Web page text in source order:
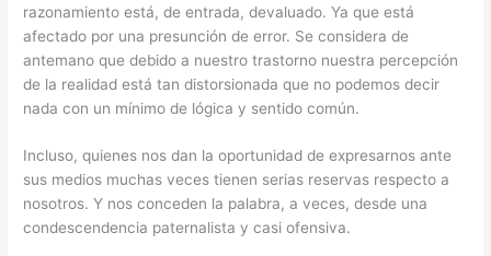
razonamiento está, de entrada, devaluado. Ya que está
afectado por una presunción de error. Se considera de
antemano que debido a nuestro trastorno nuestra percepción
de la realidad está tan distorsionada que no podemos decir
nada con un mínimo de lógica y sentido común.
Incluso, quienes nos dan la oportunidad de expresarnos ante
sus medios muchas veces tienen serias reservas respecto a
nosotros. Y nos conceden la palabra, a veces, desde una
condescendencia paternalista y casi ofensiva.